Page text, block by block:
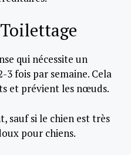
qui nécessite un
3 fois par semaine. Cela
et prévient les nœuds.
sauf si le chien est très
pour chiens.